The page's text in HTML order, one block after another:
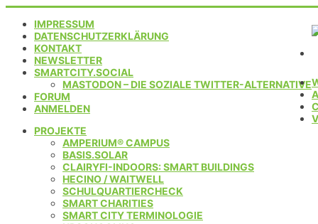
IMPRESSUM
DATENSCHUTZERKLÄRUNG
KONTAKT
NEWSLETTER
SMARTCITY.SOCIAL
MASTODON – DIE SOZIALE TWITTER-ALTERNATIVE
FORUM
ANMELDEN
PROJEKTE
AMPERIUM® CAMPUS
BASIS.SOLAR
CLAIRYFI-INDOORS: SMART BUILDINGS
HECINO / WAITWELL
SCHULQUARTIERCHECK
SMART CHARITIES
SMART CITY TERMINOLOGIE